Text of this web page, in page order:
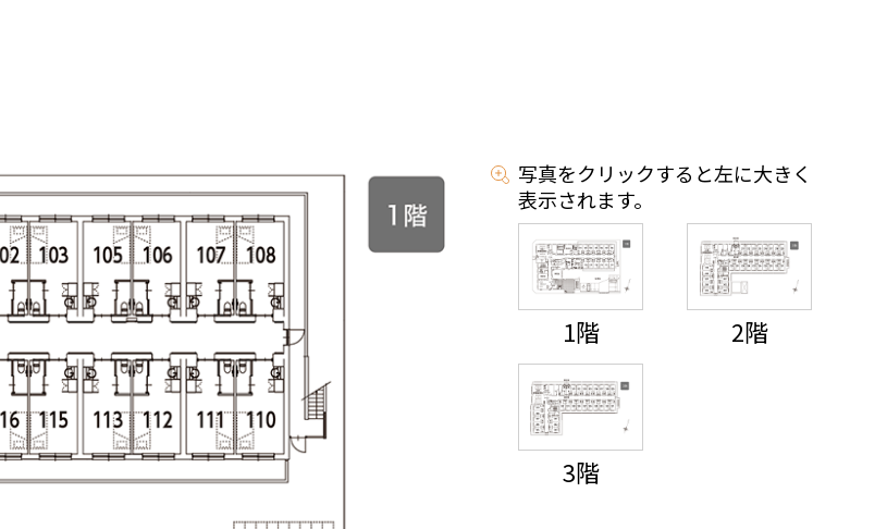
写真をクリックすると左に大きく
表示されます。
1階 2階
3階